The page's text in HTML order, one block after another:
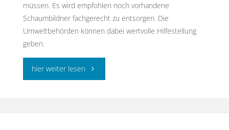
müssen. Es wird empfohlen noch vorhandene
Schaumbildner fachgerecht zu entsorgen. Die
Umweltbehörden können dabei wertvolle Hilfestellung
geben.
hier weiter lesen"Einsatz